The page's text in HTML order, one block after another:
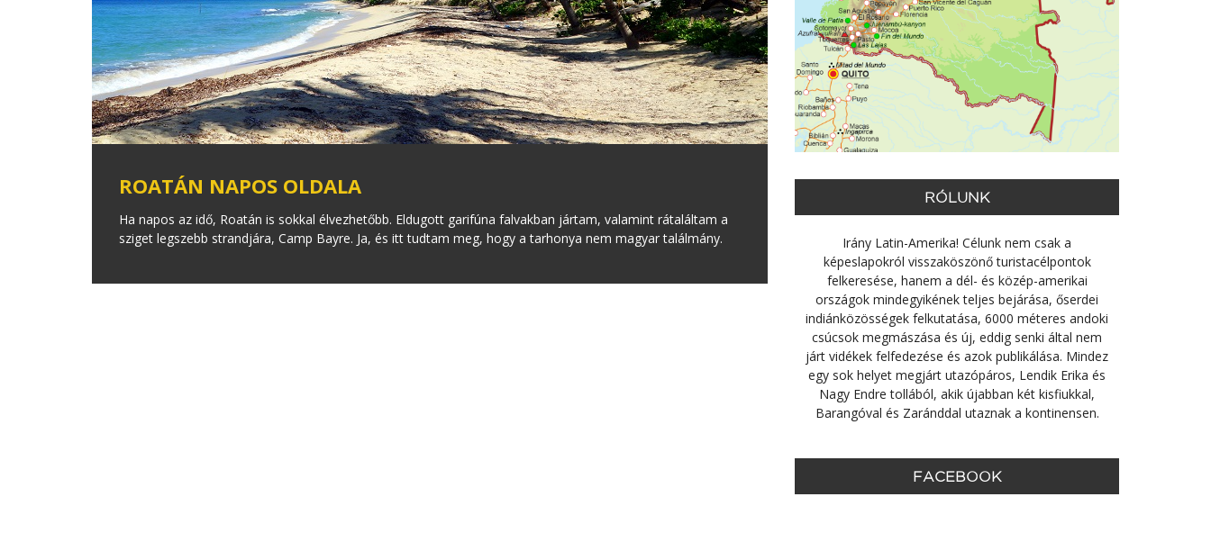
ROATÁN NAPOS OLDALA
Ha napos az idő, Roatán is sokkal élvezhetőbb. Eldugott garifúna falvakban jártam, valamint rátaláltam a
sziget legszebb strandjára, Camp Bayre. Ja, és itt tudtam meg, hogy a tarhonya nem magyar találmány.
RÓLUNK
Irány Latin-Amerika! Célunk nem csak a
képeslapokról visszaköszönő turistacélpontok
felkeresése, hanem a dél- és közép-amerikai
országok mindegyikének teljes bejárása, őserdei
indiánközösségek felkutatása, 6000 méteres andoki
csúcsok megmászása és új, eddig senki által nem
járt vidékek felfedezése és azok publikálása. Mindez
egy sok helyet megjárt utazópáros, Lendik Erika és
Nagy Endre tollából, akik újabban két kisfiukkal,
Barangóval és Zaránddal utaznak a kontinensen.
FACEBOOK